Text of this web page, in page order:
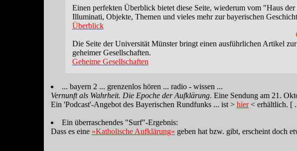
Einen perfekten Überblick bietet diese Seite, wiederum vom "Haus
Illuminati, Objekte, Themen und vieles mehr zur bayerischen
Überblick
Die Seite der Universität Münster bringt einen ausführlichen Artikel
geheimer Gesellschaften.
Geheime Gesellschaften
... bayern 2 ... grenzenlos hören ... radio - wissen ...
Vernunft als Wahrheit. Die Epoche der Aufklärung. Eine Sendung am 21.
Ein 'Podcast'-Angebot des Bayerischen Rundfunks ... ist > hier< erhältlich. [
Ein überraschendes "Surf"-Ergebnis:
Dass es eine »Katholische Aufklärung« geben hat bzw. gibt, erscheint doch